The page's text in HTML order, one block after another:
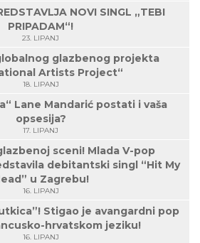
NOVI SINGL „TEBI
PRIPADAM“!
23. LIPANJ
glazbenog projekta
Artists Project“
18. LIPANJ
Lane Mandarić postati i vaša
opsesija?
17. LIPANJ
sceni! Mlada V-pop
debitantski singl “Hit My
u Zagrebu!
16. LIPANJ
Stigao je avangardni pop
hrvatskom jeziku!
16. LIPANJ